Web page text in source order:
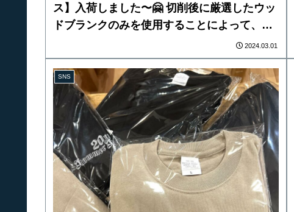
ス】入荷しました〜🤗 切削後に厳選したウッ
ドブランクのみを使用することによって、ウ
エイト量を減らさず、バランスも変えずに高
浮力バージョンが完成！ 前モデルよりも安心
して1サイズ上のフック装着が可能となりまし
た。 標準フックサイズなら、レスポンス重視
のセッティングが可能です。 SHARAPOA
220 R 重さ 約124g 全長 約250mm（ウッ
ドボディ約220mm） 推奨フック 約11.5g ～
15.0g / 1ヶ所あたり デコイ Y-S23 #6/0 x
2 レスポンス重視 デコイ Y-S23 #7/0 x
2 フックサイズ重視
2024.03.01
SNS